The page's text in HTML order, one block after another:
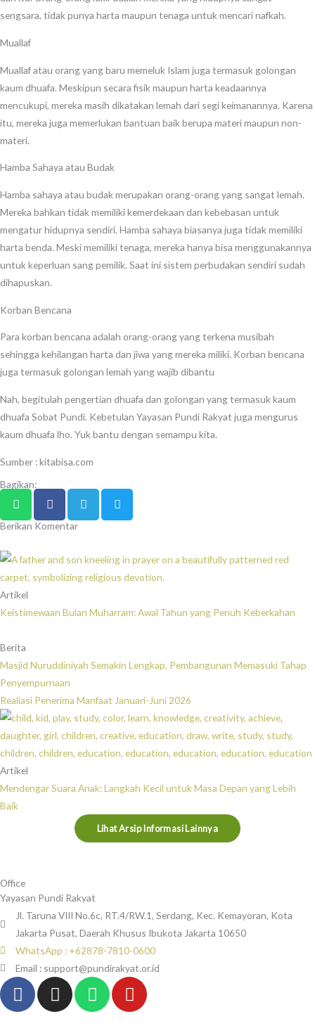
sengsara, tidak punya harta maupun tenaga untuk mencari nafkah.
Muallaf
Muallaf atau orang yang baru memeluk Islam juga termasuk golongan
kaum dhuafa. Meskipun secara fisik maupun harta keadaannya
mencukupi, mereka masih dikatakan lemah dari segi keimanannya. Karena
itu, mereka juga memerlukan bantuan baik berupa materi maupun non-
materi.
Hamba Sahaya atau Budak
Hamba sahaya atau budak merupakan orang-orang yang sangat lemah.
Mereka bahkan tidak memiliki kemerdekaan dan kebebasan untuk
mengatur hidupnya sendiri. Hamba sahaya biasanya juga tidak memiliki
harta benda. Meski memiliki tenaga, mereka hanya bisa menggunakannya
untuk keperluan sang pemilik. Saat ini sistem perbudakan sendiri sudah
dihapuskan.
Korban Bencana
Para korban bencana adalah orang-orang yang terkena musibah
sehingga kehilangan harta dan jiwa yang mereka miliki. Korban bencana
juga termasuk golongan lemah yang wajib dibantu
Nah, begitulah pengertian dhuafa dan golongan yang termasuk kaum
dhuafa Sobat Pundi. Kebetulan Yayasan Pundi Rakyat juga mengurus
kaum dhuafa lho. Yuk bantu dengan semampu kita.
Sumber : kitabisa.com
Bagikan:
Berikan Komentar
Artikel
Keistimewaan Bulan Muharram: Awal Tahun yang Penuh Keberkahan
Berita
Masjid Nuruddiniyah Semakin Lengkap, Pembangunan Memasuki Tahap
Penyempurnaan
Realiasi Penerima Manfaat Januari-Juni 2026
Artikel
Mendengar Suara Anak: Langkah Kecil untuk Masa Depan yang Lebih
Baik
Lihat Arsip Informasi Lainnya
Office
Yayasan Pundi Rakyat
Jl. Taruna VIII No.6c, RT.4/RW.1, Serdang, Kec. Kemayoran, Kota
Jakarta Pusat, Daerah Khusus Ibukota Jakarta 10650
WhatsApp : +62878-7810-0600
Email : support@pundirakyat.or.id
F
a
I
n
W
h
Y
o